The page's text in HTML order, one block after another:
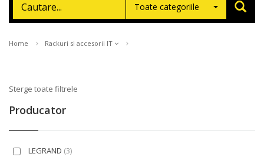
Toate categoriile
Home Rackuri si accesorii IT
Sterge toate filtrele
Producator
LEGRAND (3)